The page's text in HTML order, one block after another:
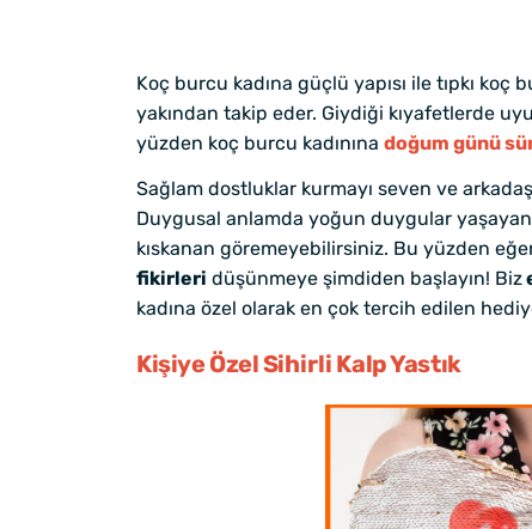
Koç burcu kadına güçlü yapısı ile tıpkı
yakından takip eder. Giydiği kıyafetlerde
yüzden koç burcu kadınına doğum günü
Sağlam dostluklar kurmayı seven ve
Duygusal anlamda yoğun duygular
kıskanan göremeyebilirsiniz. Bu yüzden
fikirleri düşünmeye şimdiden başlayın! Biz
kadına özel olarak en çok tercih edilen
Kişiye Özel Sihirli Kalp Yastık